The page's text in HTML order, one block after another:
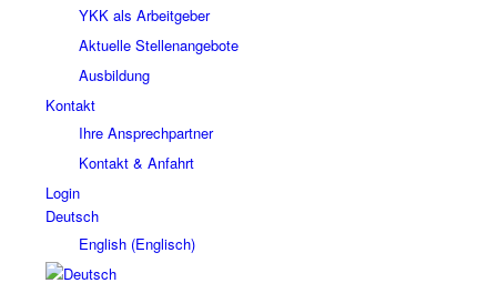
YKK als Arbeitgeber
Aktuelle Stellenangebote
Ausbildung
Kontakt
Ihre Ansprechpartner
Kontakt & Anfahrt
Login
Deutsch
English(Englisch)